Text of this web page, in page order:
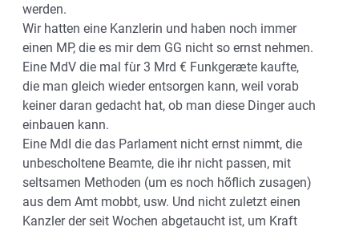
werden.
Wir hatten eine Kanzlerin und haben noch immer
einen MP, die es mir dem GG nicht so ernst nehmen.
Eine MdV die mal fùr 3 Mrd € Funkgeræte kaufte,
die man gleich wieder entsorgen kann, weil vorab
keiner daran gedacht hat, ob man diese Dinger auch
einbauen kann.
Eine MdI die das Parlament nicht ernst nimmt, die
unbescholtene Beamte, die ihr nicht passen, mit
seltsamen Methoden (um es noch hõflich zusagen)
aus dem Amt mobbt, usw. Und nicht zuletzt einen
Kanzler der seit Wochen abgetaucht ist, um Kraft